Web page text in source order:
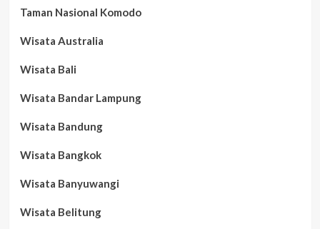
Taman Nasional Komodo
Wisata Australia
Wisata Bali
Wisata Bandar Lampung
Wisata Bandung
Wisata Bangkok
Wisata Banyuwangi
Wisata Belitung